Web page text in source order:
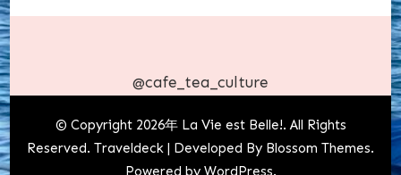
ペ
ジ
り
ジ
@cafe_tea_culture
© Copyright 2026年 La Vie est Belle!. All Rights
Reserved. Traveldeck | Developed By Blossom Themes.
Powered by WordPress.